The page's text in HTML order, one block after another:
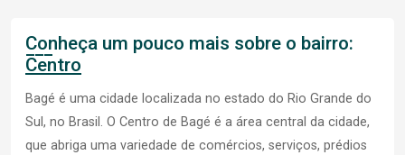
Conheça um pouco mais sobre o bairro:
Centro
Bagé é uma cidade localizada no estado do Rio Grande do
Sul, no Brasil. O Centro de Bagé é a área central da cidade,
que abriga uma variedade de comércios, serviços, prédios